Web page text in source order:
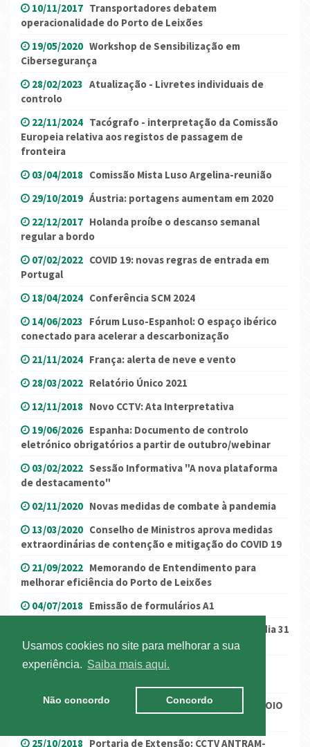
Usamos cookies no site para melhorar a sua
experiência.
Saiba mais aqui.
Não concordo Concordo
10/11/2017 Transportadores debatem
operacionalidade do Porto de Leixões
19/05/2020 Workshop de Sensibilização em
Cibersegurança
28/02/2023 Atualização - Livretes individuais de
controlo
22/11/2024 Tacógrafo - interpretação da Comissão
Europeia relativa aos registos de passagem de
fronteira
03/04/2018 Comissão Mista Luso Argelina-reunião
29/10/2019 Áustria: portagens aumentam em 2020
22/12/2017 Holanda proíbe o descanso semanal
regular a bordo
07/02/2022 COVID 19: novas regras de entrada em
Portugal
18/04/2024 Conferência SCM 2024
14/06/2023 Fórum Luso-Espanhol: O espaço ibérico
conectado para acelerar a descarbonização
21/11/2024 França: alerta de neve e vento
28/03/2022 Relatório Único 2021
12/11/2018 Novo CCTV: Ata Interpretativa
19/06/2026 Espanha: Documento de controlo
eletrónico obrigatórios a partir de outubro/webinar
03/02/2022 Sessão Informativa "A nova plataforma
de destacamento"
02/11/2020 Novas medidas de combate à pandemia
13/03/2020 Conselho de Ministros aprova medidas
extraordinárias de contenção e mitigação do COVID 19
21/09/2022 Memorando de Entendimento para
melhorar eficiência do Porto de Leixões
04/07/2018 Emissão de formulários A1
Registo de beneficiário efetivo até dia 31
de outubro
29/07/2021 Plano de Desconfinamento:
04/11/2016 A UNIÃO EUROPEIA FORMALIZOU O APOIO
25/10/2018 Portaria de Extensão: CCTV ANTRAM-